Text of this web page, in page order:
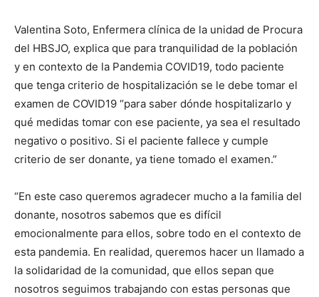
Valentina Soto, Enfermera clínica de la unidad de Procura
del HBSJO, explica que para tranquilidad de la población
y en contexto de la Pandemia COVID19, todo paciente
que tenga criterio de hospitalización se le debe tomar el
examen de COVID19 “para saber dónde hospitalizarlo y
qué medidas tomar con ese paciente, ya sea el resultado
negativo o positivo. Si el paciente fallece y cumple
criterio de ser donante, ya tiene tomado el examen.”
“En este caso queremos agradecer mucho a la familia del
donante, nosotros sabemos que es difícil
emocionalmente para ellos, sobre todo en el contexto de
esta pandemia. En realidad, queremos hacer un llamado a
la solidaridad de la comunidad, que ellos sepan que
nosotros seguimos trabajando con estas personas que